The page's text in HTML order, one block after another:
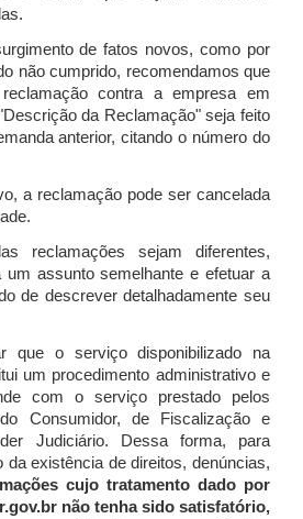
de fatos novos, como por
não cumprido, recomendamos que
contra a empresa em
da Reclamação" seja feito
anterior, citando o número do
a reclamação pode ser cancelada
reclamações sejam diferentes,
um assunto semelhante e efetuar a
de descrever detalhadamente seu
que o serviço disponibilizado na
um procedimento administrativo e
com o serviço prestado pelos
Consumidor, de Fiscalização e
Judiciário. Dessa forma, para
da existência de direitos, denúncias,
cujo tratamento dado por
não tenha sido satisfatório,